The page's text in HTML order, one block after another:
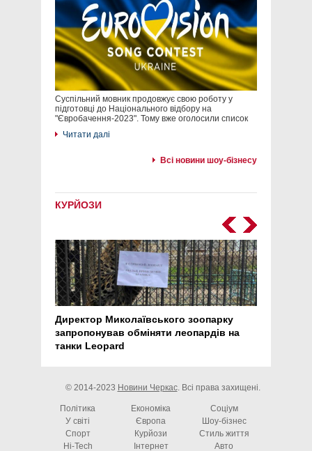
Суспільний мовник продовжує свою роботу у
підготовці до Національного відбору на
"Євробачення-2023". Тому вже оголосили список
Читати далі
Всі новини шоу-бізнесу
КУРЙОЗИ
Директор Миколаївського зоопарку
запропонував обміняти леопардів на
танки Leopard
© 2014-2023 Новини Черкас. Всі права захищені.
Політика Економіка
Соціум
У світі
Європа
Шоу-бізнес
Спорт
Курйози
Стиль життя
Hi-Tech
Інтернет Авто